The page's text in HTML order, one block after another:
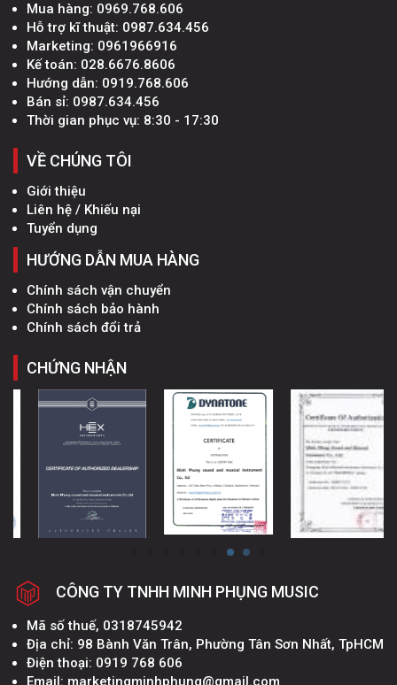
Mua hàng: 0969.768.606
Hỗ trợ kĩ thuật: 0987.634.456
Marketing: 0961966916
Kế toán: 028.6676.8606
Hướng dẫn: 0919.768.606
Bán sỉ: 0987.634.456
Thời gian phục vụ: 8:30 - 17:30
VỀ CHÚNG TÔI
Giới thiệu
Liên hệ / Khiếu nại
Tuyển dụng
HƯỚNG DẪN MUA HÀNG
Chính sách vận chuyển
Chính sách bảo hành
Chính sách đổi trả
CHỨNG NHẬN
CÔNG TY TNHH MINH PHỤNG MUSIC
Mã số thuế, 0318745942
Địa chỉ: 98 Bành Văn Trân, Phường Tân Sơn Nhất, TpHCM
Điện thoại: 0919 768 606
Email: marketingminhphung@gmail.com